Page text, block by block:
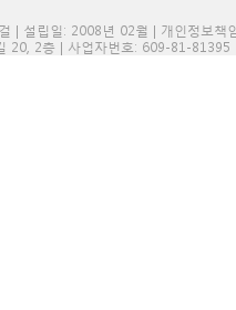
| 설립일: 2008년 02월 | 개인정보책
20, 2층 | 사업자번호: 609-81-